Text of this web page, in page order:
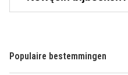
Populaire bestemmingen